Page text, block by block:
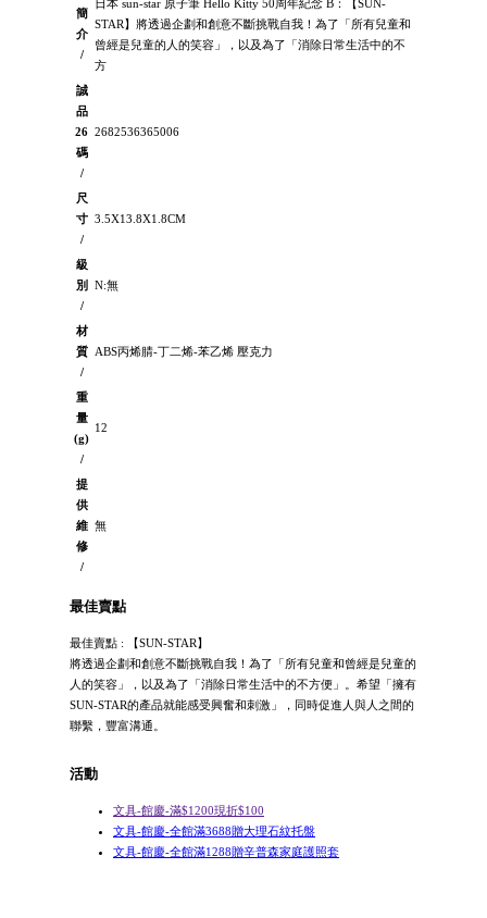
簡
介
/
日本 sun-star 原子筆 Hello Kitty 50周年紀念 B：【SUN-
STAR】將透過企劃和創意不斷挑戰自我！為了「所有兒童和
曾經是兒童的人的笑容」，以及為了「消除日常生活中的不
方
誠
品
26
碼
/
2682536365006
尺
寸
/
3.5X13.8X1.8CM
級
別
/
N:無
材
質
/
ABS丙烯腈-丁二烯-苯乙烯 壓克力
重
量
(g)
/
12
提
供
維
修
/
無
最佳賣點
最佳賣點 : 【SUN-STAR】
將透過企劃和創意不斷挑戰自我！為了「所有兒童和曾經是兒童的
人的笑容」，以及為了「消除日常生活中的不方便」。希望「擁有
SUN-STAR的產品就能感受興奮和刺激」，同時促進人與人之間的
聯繫，豐富溝通。
活動
文具-館慶-滿$1200現折$100
文具-館慶-全館滿3688贈大理石紋托盤
文具-館慶-全館滿1288贈辛普森家庭護照套